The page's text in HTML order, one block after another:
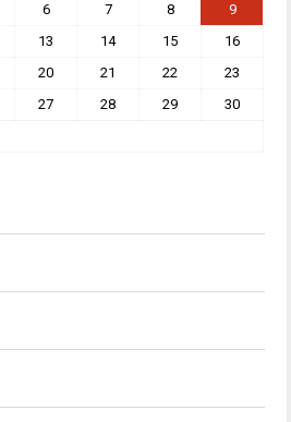
6 7 8
9
13 14 15
16
20 21 22
23
27 28 29
30